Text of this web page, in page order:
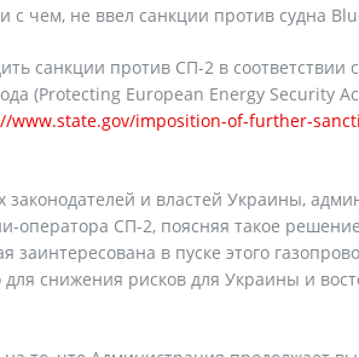
с чем, не ввел санкции против судна
санкции против СП-2 в соответствии
(Protecting European Energy Security
www.state.gov/imposition-of-further-
и властей Украины,
оператора СП-2, поясняя такое
в пуске этого
снижения рисков для Украины и